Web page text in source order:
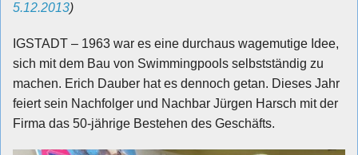
Impressum / Datenschutz
5.12.2013)
IGSTADT – 1963 war es eine durchaus wagemutige Idee,
sich mit dem Bau von Swimmingpools selbstständig zu
machen. Erich Dauber hat es dennoch getan. Dieses Jahr
feiert sein Nachfolger und Nachbar Jürgen Harsch mit der
Firma das 50-jährige Bestehen des Geschäfts.